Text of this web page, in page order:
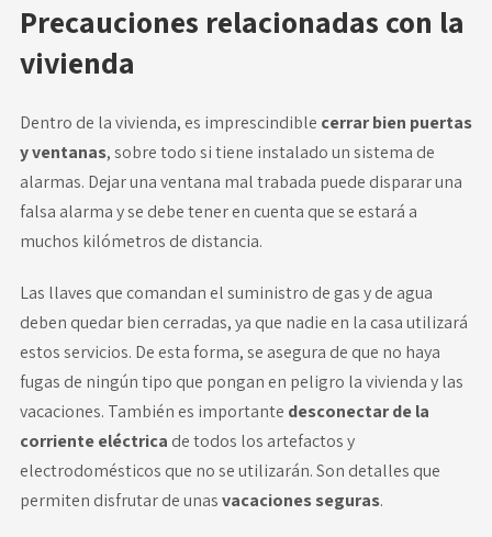
Precauciones relacionadas con la
vivienda
Dentro de la vivienda, es imprescindible cerrar bien puertas
y ventanas, sobre todo si tiene instalado un sistema de
alarmas. Dejar una ventana mal trabada puede disparar una
falsa alarma y se debe tener en cuenta que se estará a
muchos kilómetros de distancia.
Las llaves que comandan el suministro de gas y de agua
deben quedar bien cerradas, ya que nadie en la casa utilizará
estos servicios. De esta forma, se asegura de que no haya
fugas de ningún tipo que pongan en peligro la vivienda y las
vacaciones. También es importante desconectar de la
corriente eléctrica de todos los artefactos y
electrodomésticos que no se utilizarán. Son detalles que
permiten disfrutar de unasvacaciones seguras.